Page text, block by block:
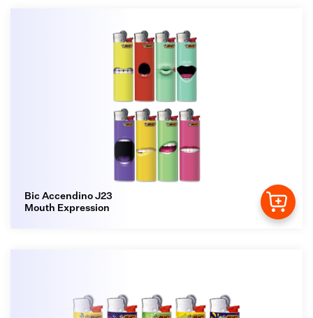
Bic Accendino J23
Mouth Expression